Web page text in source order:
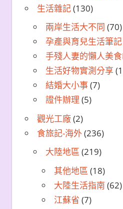
生活雜記(130)
兩岸生活大不同 (70)
孕產與育兒生活筆記
手殘人妻的懶人美
生活好物實測分享
結婚大小事(7)
證件辦理 (5)
觀光工廠(2)
食旅記-海外(236)
大陸地區 (219)
其他地區 (18)
大陸生活指南 (62)
江蘇省 (7)